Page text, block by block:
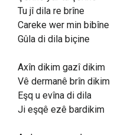
Tu jî dila re brîne
Careke wer min bibîne
Gûla di dila biçine
Axîn dikim gazî dikim
Vê dermanê brîn dikim
Eşq u evîna di dila
Ji eşqê ezê bardikim